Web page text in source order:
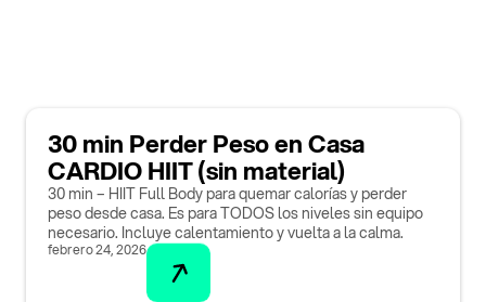
30 min Perder Peso en Casa
CARDIO HIIT (sin material)
30 min – HIIT Full Body para quemar calorías y perder
peso desde casa. Es para TODOS los niveles sin equipo
necesario. Incluye calentamiento y vuelta a la calma.
febrero 24, 2026